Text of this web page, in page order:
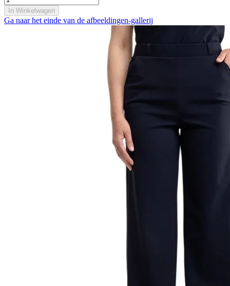
In Winkelwagen
Ga naar het einde van de afbeeldingen-gallerij